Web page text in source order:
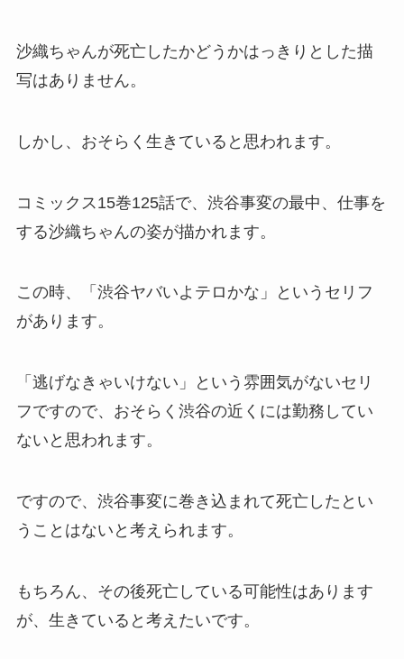
沙織ちゃんが死亡したかどうかはっきりとした描
写はありません。
しかし、おそらく生きていると思われます。
コミックス15巻125話で、渋谷事変の最中、仕事を
する沙織ちゃんの姿が描かれます。
この時、「渋谷ヤバいよテロかな」というセリフ
があります。
「 逃げなきゃいけない」という雰囲気がないセリ
フですので、おそらく渋谷の近くには勤務してい
ないと思われます。
ですので、渋谷事変に巻き込まれて死亡したとい
うことはないと考えられます。
もちろん、その後死亡している可能性はあります
が、生きていると考えたいです。